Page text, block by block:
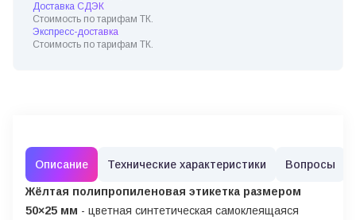
Доставка СДЭК
Стоимость по тарифам ТК.
Экспресс-доставка
Стоимость по тарифам ТК.
Описание Технические характеристики Вопросы
Жёлтая полипропиленовая этикетка размером
50×25 мм - цветная синтетическая самоклеящаяся